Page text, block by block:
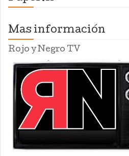
Mas información
Rojo y Negro TV